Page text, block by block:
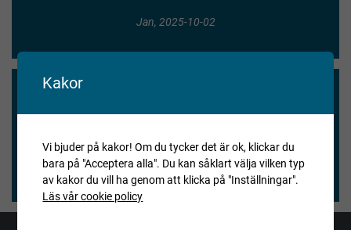
Jan, 2025-10-02
Henry Vitlycke Museum, 2025-04-15
Kakor
Vi bjuder på kakor! Om du tycker det är ok, klickar du
bara på "Acceptera alla". Du kan såklart välja vilken typ
av kakor du vill ha genom att klicka på "Inställningar".
Läs vår cookie policy